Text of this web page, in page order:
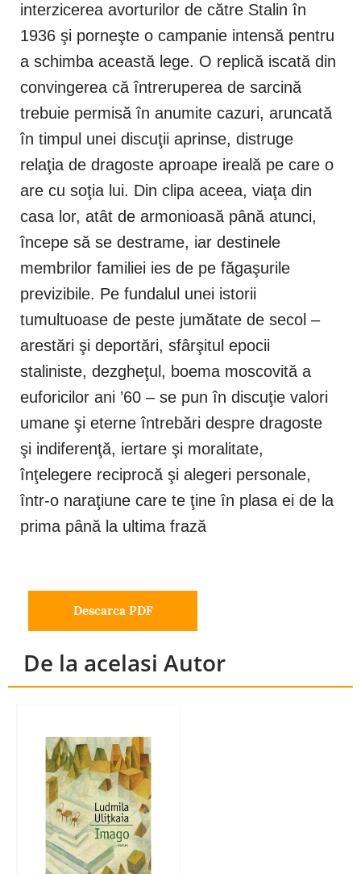
interzicerea avorturilor de către Stalin în
1936 şi porneşte o campanie intensă pentru
a schimba această lege. O replică iscată din
convingerea că întreruperea de sarcină
trebuie permisă în anumite cazuri, aruncată
în timpul unei discuţii aprinse, distruge
relaţia de dragoste aproape ireală pe care o
are cu soţia lui. Din clipa aceea, viaţa din
casa lor, atât de armonioasă până atunci,
începe să se destrame, iar destinele
membrilor familiei ies de pe făgaşurile
previzibile. Pe fundalul unei istorii
tumultuoase de peste jumătate de secol –
arestări şi deportări, sfârşitul epocii
staliniste, dezgheţul, boema moscovită a
euforicilor ani ’60 – se pun în discuţie valori
umane şi eterne întrebări despre dragoste
şi indiferenţă, iertare şi moralitate,
înţelegere reciprocă şi alegeri personale,
într-o naraţiune care te ţine în plasa ei de la
prima până la ultima frază
Descarca PDF
De la acelasi Autor